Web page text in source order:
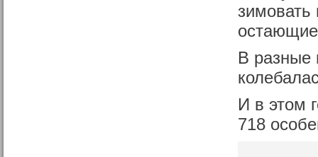
зимовать
В разные
И в этом
718